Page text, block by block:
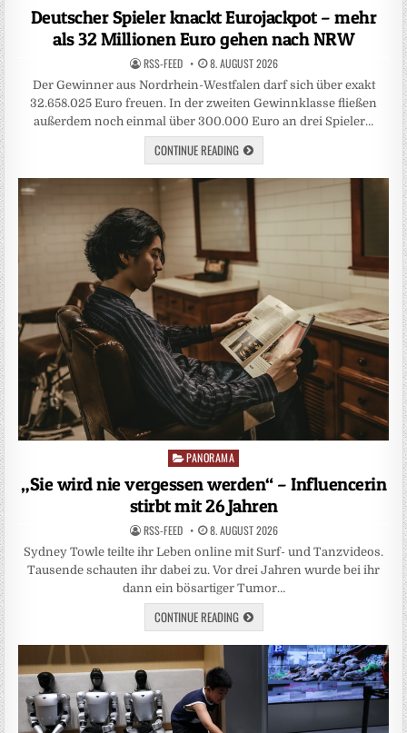
in
Deutscher Spieler knackt Eurojackpot – mehr
als 32 Millionen Euro gehen nach NRW
RSS-FEED 8. AUGUST 2026
Der Gewinner aus Nordrhein-Westfalen darf sich über exakt
32.658.025 Euro freuen. In der zweiten Gewinnklasse fließen
außerdem noch einmal über 300.000 Euro an drei Spieler…
CONTINUE READING
Posted
PANORAMA
„Sie wird nie vergessen werden“ – Influencerin
stirbt mit 26 Jahren
RSS-FEED 8. AUGUST 2026
Sydney Towle teilte ihr Leben online mit Surf- und Tanzvideos.
Tausende schauten ihr dabei zu. Vor drei Jahren wurde bei ihr
dann ein bösartiger Tumor…
CONTINUE READING